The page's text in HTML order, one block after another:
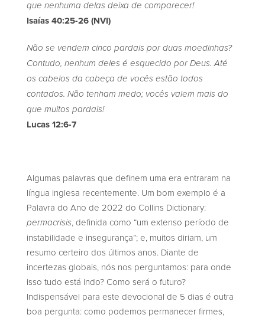
que nenhuma delas deixa de comparecer!
Isaías 40:25-26 (NVI)
Não se vendem cinco pardais por duas moedinhas?
Contudo, nenhum deles é esquecido por Deus. Até
os cabelos da cabeça de vocês estão todos
contados. Não tenham medo; vocês valem mais do
que muitos pardais!
Lucas 12:6-7
Algumas palavras que definem uma era entraram na
língua inglesa recentemente. Um bom exemplo é a
Palavra do Ano de 2022 do Collins Dictionary:
permacrisis, definida como “um extenso período de
instabilidade e insegurança”; e, muitos diriam, um
resumo certeiro dos últimos anos. Diante de
incertezas globais, nós nos perguntamos: para onde
isso tudo está indo? Como será o futuro?
Indispensável para este devocional de 5 dias é outra
boa pergunta: como podemos permanecer firmes,